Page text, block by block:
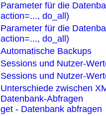
Parameter für die
action=..., do_all)
Parameter für die
action=..., do_all)
Automatische Backups
Sessions und Nutzer-
Sessions und Nutzer-
Unterschiede zwischen
Datenbank-Abfragen
get - Datenbank abfragen